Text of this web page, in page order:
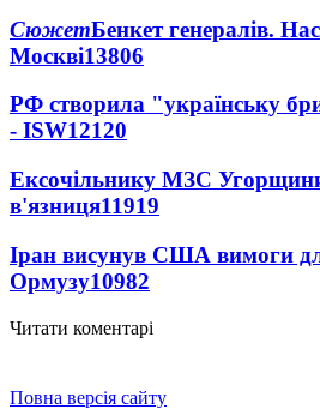
СюжетБенкет генералів.
Москві13806
РФ створила "українську
- ISW12120
Ексочільнику МЗС
в'язниця11919
Іран висунув США вимоги
Ормузу10982
Читати коментарі
Повна версія сайту